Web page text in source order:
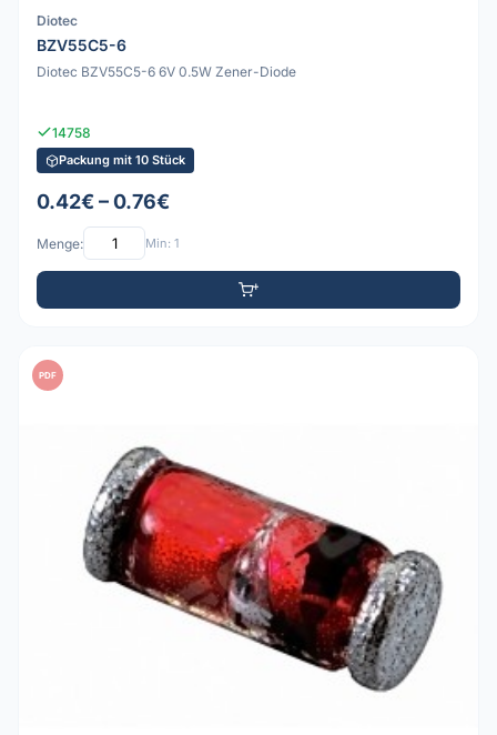
Diotec
BZV55C5-6
Diotec BZV55C5-6 6V 0.5W Zener-Diode
14758
Packung mit 10 Stück
0.42€ – 0.76€
Menge: Min: 1
PDF